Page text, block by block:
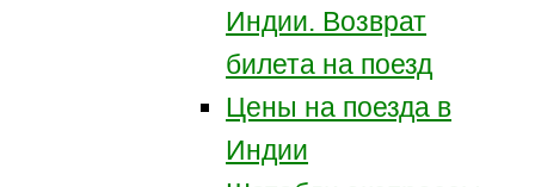
Индии. Возврат
билета на поезд
Цены на поезда в
Индии